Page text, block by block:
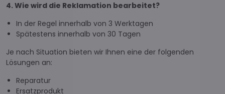
4. Wie wird die Reklamation bearbeitet?
In der Regel innerhalb von 3 Werktagen
Spätestens innerhalb von 30 Tagen
Je nach Situation bieten wir Ihnen eine der folgenden
Lösungen an:
Reparatur
Ersatzprodukt